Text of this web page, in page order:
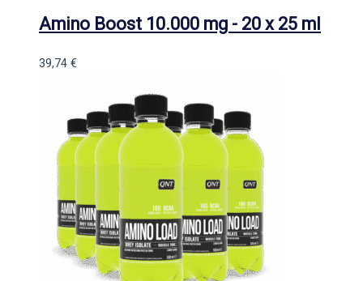
Amino Boost 10.000 mg - 20 x 25 ml
39,74 €